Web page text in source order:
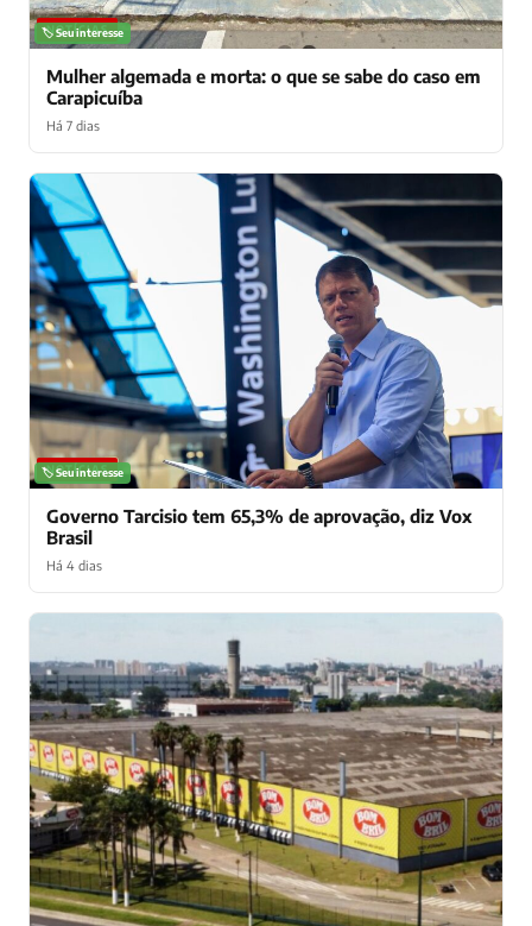
NOTÍCIAS
🏷️ Seu interesse
Mulher algemada e morta: o que se sabe do caso em
Carapicuíba
Há 7 dias
NOTÍCIAS
🏷️ Seu interesse
Governo Tarcisio tem 65,3% de aprovação, diz Vox
Brasil
Há 4 dias